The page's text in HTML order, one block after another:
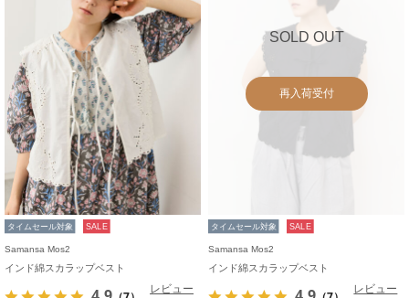
タイムセール対象 SALE
Samansa Mos2
インド綿スカラップベスト
レビュー
SOLD OUT
再入荷受付
タイムセール対象 SALE
Samansa Mos2
インド綿スカラップベスト
レビュー